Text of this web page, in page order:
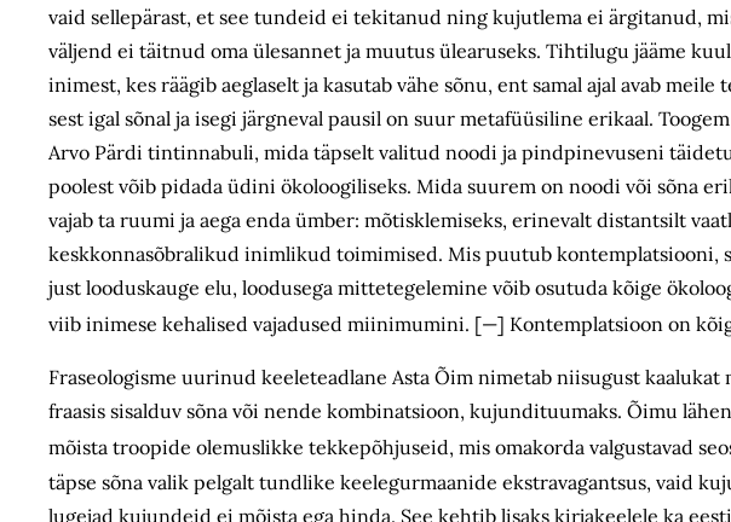
vaid sellepärast, et see tundeid ei tekitanud ning kujutlema ei ärgitanud,
väljend ei täitnud oma ülesannet ja muutus ülearuseks. Tihtilugu jääme
inimest, kes räägib aeglaselt ja kasutab vähe sõnu, ent samal ajal avab meile
sest igal sõnal ja isegi järgneval pausil on suur metafüüsiline erikaal.
Arvo Pärdi tintinnabuli, mida täpselt valitud noodi ja pindpinevuseni
poolest võib pidada üdini ökoloogiliseks. Mida suurem on noodi või sõna
vajab ta ruumi ja aega enda ümber: mõtisklemiseks, erinevalt distantsilt
keskkonnasõbralikud inimlikud toimimised. Mis puutub kontemplatsiooni,
just looduskauge elu, loodusega mittetegelemine võib osutuda kõige
viib inimese kehalised vajadused miinimumini. [—] Kontemplatsioon on
Fraseologisme uurinud keeleteadlane Asta Õim nimetab niisugust
fraasis sisalduv sõna või nende kombinatsioon, kujundituumaks. Õimu
mõista troopide olemuslikke tekkepõhjuseid, mis omakorda valgustavad
täpse sõna valik pelgalt tundlike keelegurmaanide ekstra­vagantsus, vaid
lugejad kujundeid ei mõista ega hinda. See kehtib lisaks kirjakeelele ka